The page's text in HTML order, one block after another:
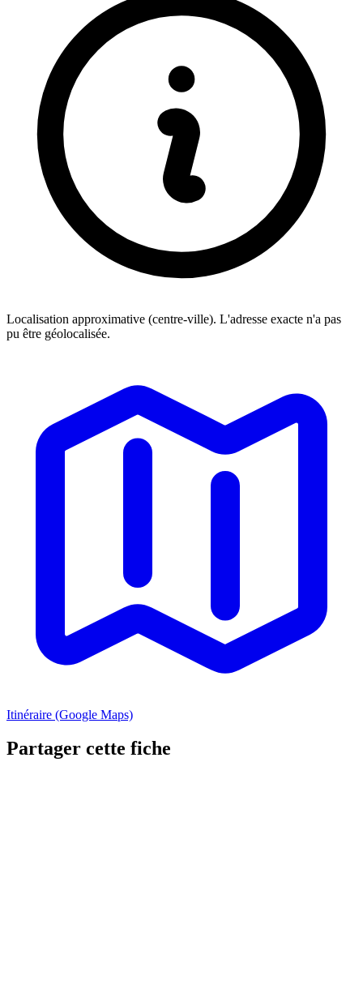
Localisation approximative (centre-ville). L'adresse exacte n'a pas
pu être géolocalisée.
Itinéraire (Google Maps)
Partager cette fiche